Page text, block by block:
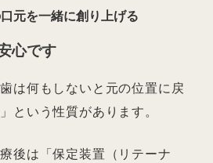
元を一緒に創り上げる
心です
は何もしないと元の位置に戻
という性質があります。
後は「保定装置（リテーナ